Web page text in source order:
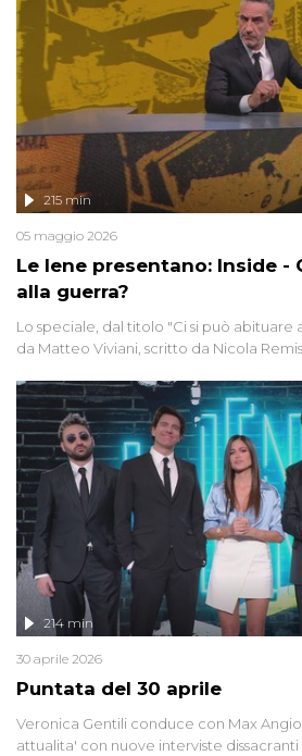
Le Iene presentano: Inside -
alla guerra?
215 min
05 maggio 2026
Lo speciale, dal titolo "Ci si può abituare
da Matteo Viviani, scritto da Nicola
di settore - su quanto la guerra sia
Anche se l'Italia non è direttamente
contesto globale rende impossibile
lontano.
Puntata del 30 aprile
214 min
30 aprile 2026
Veronica Gentili conduce con Max
attualita' con nuove interviste